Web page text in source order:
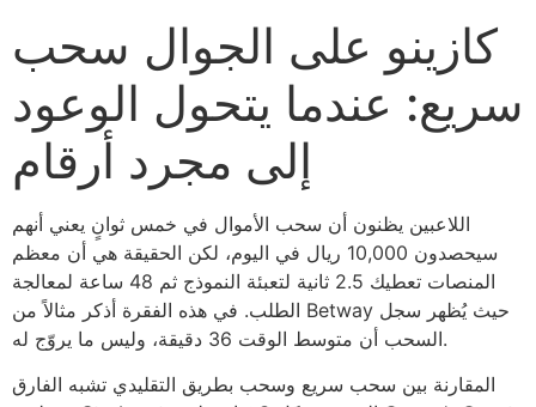
كازينو على الجوال سحب
سريع: عندما يتحول الوعود
إلى مجرد أرقام
اللاعبين يظنون أن سحب الأموال في خمس ثوانٍ يعني أنهم
سيحصدون 10,000 ريال في اليوم، لكن الحقيقة هي أن معظم
المنصات تعطيك 2.5 ثانية لتعبئة النموذج ثم 48 ساعة لمعالجة
الطلب. في هذه الفقرة أذكر مثالاً من Betway حيث يُظهر سجل
السحب أن متوسط الوقت 36 دقيقة، وليس ما يروّج له.
المقارنة بين سحب سريع وسحب بطريق التقليدي تشبه الفارق